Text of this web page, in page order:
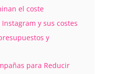
el coste
y sus costes
y
para Reducir